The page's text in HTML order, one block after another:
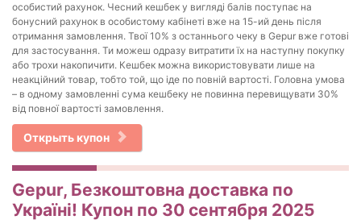
особистий рахунок. Чесний кешбек у вигляді балів поступає на
бонусний рахунок в особистому кабінеті вже на 15-ий день після
отримання замовлення. Твої 10% з останнього чеку в Gepur вже готові
для застосування. Ти можеш одразу витратити їх на наступну покупку
або трохи накопичити. Кешбек можна використовувати лише на
неакційний товар, тобто той, що іде по повній вартості. Головна умова
– в одному замовленні сума кешбеку не повинна перевищувати 30%
від повної вартості замовлення.
Открыть купон
Gepur, Безкоштовна доставка по
Україні! Купон по 30 сентября 2025